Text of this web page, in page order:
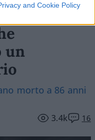
and Cookie Policy
un
morto a 86 anni
3.4k 16